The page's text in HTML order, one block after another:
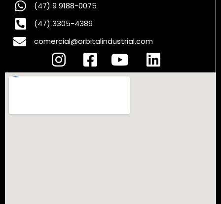
(47) 9 9188-0075
(47) 3305-4389
comercial@orbitalindustrial.com